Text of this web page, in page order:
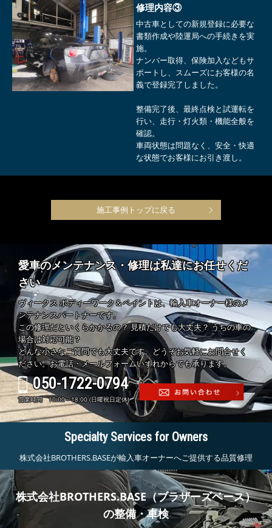
修理内容③
中古車としての新規登録に必要な
書類作成や陸運局への手続きを実
施。
ナンバー取得、保険加入などもサ
ポートし、スムーズにお客様の名
義で登録完了しました。
整備完了後、最終点検と試運転を
行い、走行・灯火類・機能全般を
確認。
車両状態は問題なく、安全・快適
な状態でお客様にお引き渡し。
施工事例トップに戻る
愛車のメンテナンス・修理は私達にお任せくだ
さい
ヴィークス ボディーワーク＆ペイントは、輸入車オーナー様のメ
ンテナンスパートナーです。
この修理だといくらかかるの？ 見積だけでも大丈夫？ うちの車の
場合は対応可能？
どんな小さなご質問でも大丈夫です。どうぞお気軽にお問合せく
ださい。お電話・メールフォームいずれからでも承ります。
050-1722-0794
営業時間 10:00～18:00 (日曜祝日定休)
Specialty Services for Owners
株式会社BROTHERS.BASEが輸入車オーナーへご提供する品質修理
株式会社BROTHERS.BASE（ブラザーズベース）
の整備・車検